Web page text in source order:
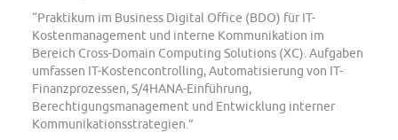
“Praktikum im Business Digital Office (BDO) für IT-
Kostenmanagement und interne Kommunikation im
Bereich Cross-Domain Computing Solutions (XC). Aufgaben
umfassen IT-Kostencontrolling, Automatisierung von IT-
Finanzprozessen, S/4HANA-Einführung,
Berechtigungsmanagement und Entwicklung interner
Kommunikationsstrategien.”